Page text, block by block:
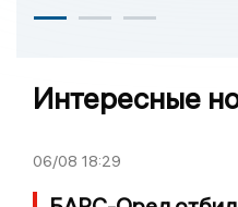
Интересные
06/08 18:29